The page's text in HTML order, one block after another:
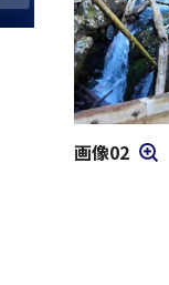
画像02